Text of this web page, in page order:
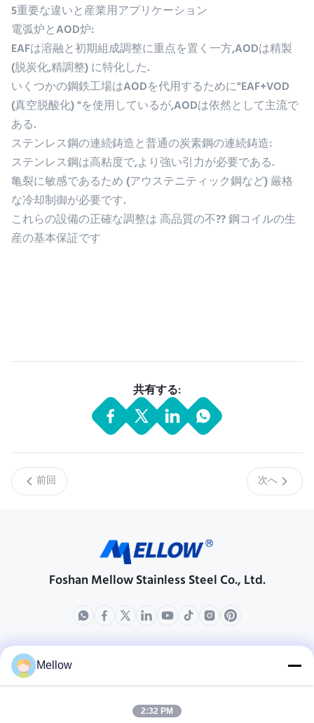
5重要な違いと産業用アプリケーション
電弧炉とAOD炉:
EAFは溶融と初期組成調整に重点を置く一方,AODは精製
(脱炭化,精調整) に特化した.
いくつかの鋼鉄工場はAODを代用するために"EAF+VOD
(真空脱酸化) "を使用しているが,AODは依然として主流で
ある.
ステンレス鋼の連続鋳造と普通の炭素鋼の連続鋳造:
ステンレス鋼は高粘度で,より強い引力が必要である.
亀裂に敏感であるため (アウステニティック鋼など) 厳格
な冷却制御が必要です.
これらの設備の正確な調整は 高品質の不?? 鋼コイルの生
産の基本保証です
共有する:
前回 次へ
Foshan Mellow Stainless Steel Co., Ltd.
製品
企業紹介
生産現場
Mellow
2:32 PM